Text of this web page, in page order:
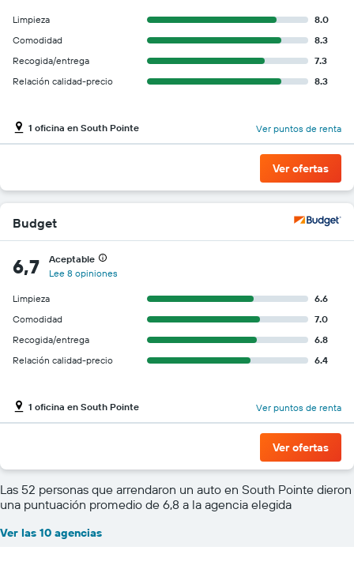
Limpieza
8.0
Comodidad
8.3
Recogida/entrega
7.3
Relación calidad-precio
8.3
1 oficina en South Pointe Ver puntos de renta
Ver ofertas
Budget
6,7
Aceptable
Lee 8 opiniones
Limpieza
6.6
Comodidad
7.0
Recogida/entrega
6.8
Relación calidad-precio
6.4
1 oficina en South Pointe Ver puntos de renta
Ver ofertas
Las 52 personas que arrendaron un auto en South Pointe dieron
una puntuación promedio de 6,8 a la agencia elegida
Ver las 10 agencias